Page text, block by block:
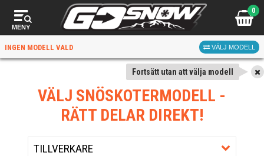
MENY
0
INGEN MODELL VALD VÄLJ MODELL
Fortsätt utan att välja modell
VÄLJ SNÖSKOTERMODELL -
RÄTT DELAR DIREKT!